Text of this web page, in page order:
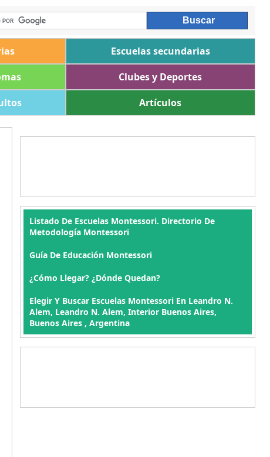
Escuelas secundarias
Clubes y Deportes
Artículos
Listado De Escuelas Montessori. Directorio De
Metodología Montessori
Guía De Educación Montessori
¿Cómo Llegar? ¿Dónde Quedan?
Elegir Y Buscar Escuelas Montessori En Leandro N.
Alem, Leandro N. Alem, Interior Buenos Aires,
Buenos Aires , Argentina